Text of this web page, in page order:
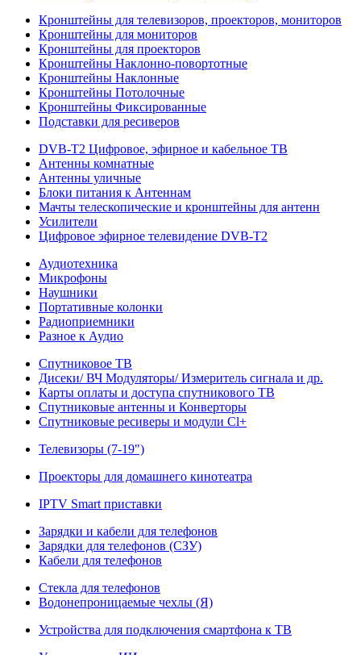
Кронштейны для телевизоров, проекторов, мониторов
Кронштейны для мониторов
Кронштейны для проекторов
Кронштейны Наклонно-повортотные
Кронштейны Наклонные
Кронштейны Потолочные
Кронштейны Фиксированные
Подставки для ресиверов
DVB-T2 Цифровое, эфирное и кабельное ТВ
Антенны комнатные
Антенны уличные
Блоки питания к Антеннам
Мачты телескопические и кронштейны для антенн
Усилители
Цифровое эфирное телевидение DVB-Т2
Аудиотехника
Микрофоны
Наушники
Портативные колонки
Радиоприемники
Разное к Аудио
Спутниковое ТВ
Дисеки/ ВЧ Модуляторы/ Измеритель сигнала и др.
Карты оплаты и доступа спутникового ТВ
Спутниковые антенны и Конверторы
Спутниковые ресиверы и модули Cl+
Телевизоры (7-19")
Проекторы для домашнего кинотеатра
IPTV Smart приставки
Зарядки и кабели для телефонов
Зарядки для телефонов (СЗУ)
Кабели для телефонов
Стекла для телефонов
Водонепроницаемые чехлы (Я)
Устройства для подключения смартфона к ТВ